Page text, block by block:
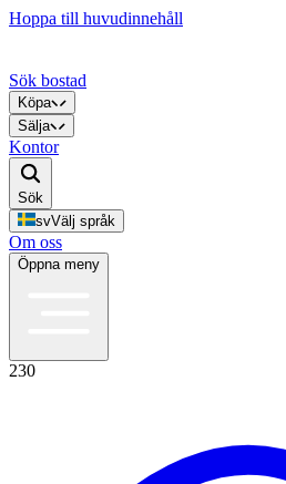
Hoppa till huvudinnehåll
Sök bostad
Köpa
Sälja
Kontor
Sök
svVälj språk
Om oss
Öppna meny
230